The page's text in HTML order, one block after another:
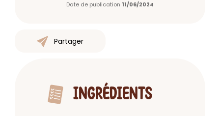
Date de publication 11/06/2024
Partager
INGRÉDIENTS